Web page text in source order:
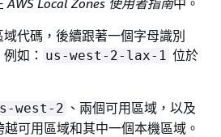
代碼，後續跟著一個字母識別
如： us-west-2-lax-1 位於
west-2 、兩個可用區域，以及
越可用區域和其中一個本機區域。